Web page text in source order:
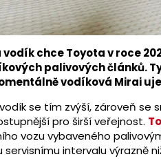
chce Toyota v roce
palivových článků.
vodíková Mirai
se tím zvýší, zároveň
pro širší veřejnost.
vozu vybaveného
servisnímu intervalu výrazně